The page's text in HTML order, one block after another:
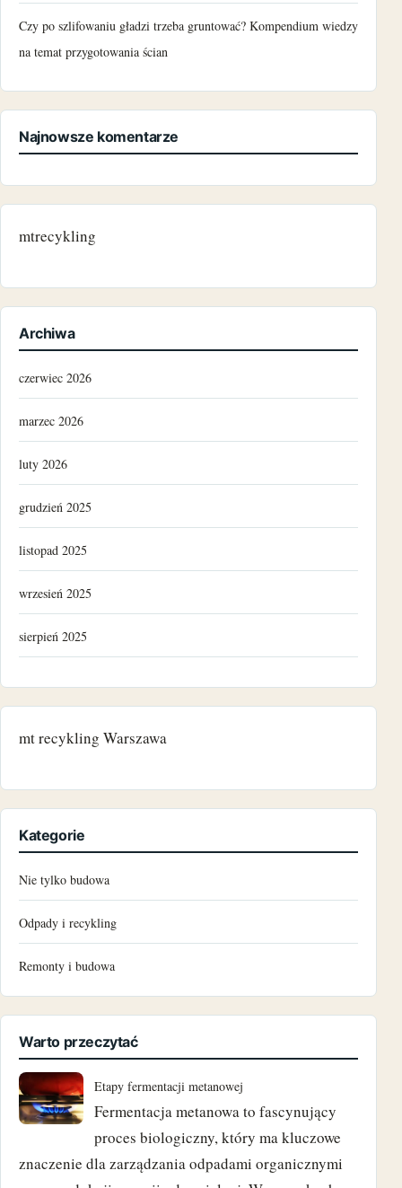
Czy po szlifowaniu gładzi trzeba gruntować? Kompendium wiedzy
na temat przygotowania ścian
Najnowsze komentarze
mtrecykling
Archiwa
czerwiec 2026
marzec 2026
luty 2026
grudzień 2025
listopad 2025
wrzesień 2025
sierpień 2025
czerwiec 2024
maj 2024
marzec 2023
mt recykling Warszawa
Kategorie
Nie tylko budowa
Odpady i recykling
Remonty i budowa
Warto przeczytać
Etapy fermentacji metanowej
Fermentacja metanowa to fascynujący
proces biologiczny, który ma kluczowe
znaczenie dla zarządzania odpadami organicznymi